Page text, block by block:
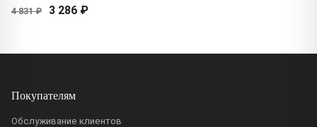
4 831 ₽ 3 286 ₽
Покупателям
Обслуживание клиентов